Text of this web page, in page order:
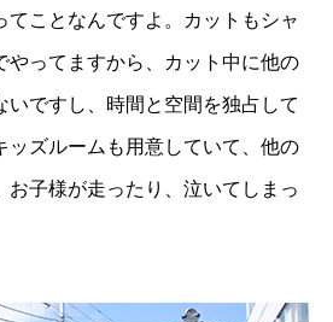
てことなんですよ。カットもシャ
やってますから、カット中に他の
いですし、時間と空間を独占して
ッズルームも用意していて、他の
お子様が走ったり、泣いてしまっ